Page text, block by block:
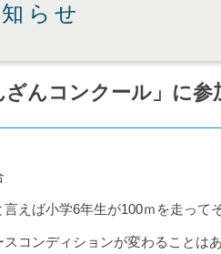
らせ
ざんコンクール」に
言えば小学6年生が100ｍを走っ
スコンディションが変わることは